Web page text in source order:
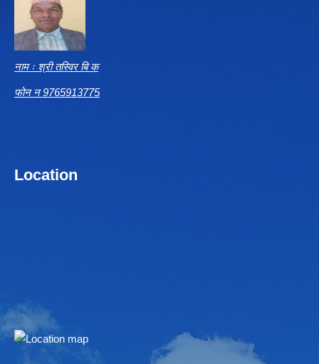
नाम ः श्री तस्विर बि क
फोन न 9765913775
Location
Embed Google Map